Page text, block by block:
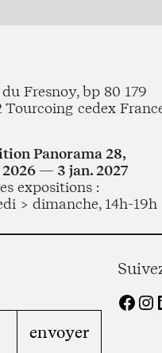
Fresnoy, bp 80 179
Tourcoing cedex
Panorama 28,
2026 — 3 jan. 2027
expositions :
> dimanche, 14h-19h
Facebook Instagram